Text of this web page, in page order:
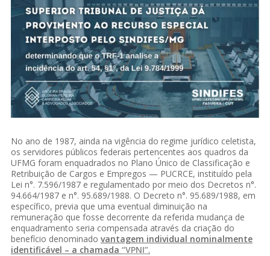
No ano de 1987, ainda na vigência do regime jurídico celetista,
os servidores públicos federais pertencentes aos quadros da
UFMG foram enquadrados no Plano Único de Classificação e
Retribuição de Cargos e Empregos — PUCRCE, instituído pela
Lei n°. 7.596/1987 e regulamentado por meio dos Decretos n°.
94.664/1987 e n°. 95.689/1988. O Decreto n°. 95.689/1988, em
específico, previa que uma eventual diminuição na
remuneração que fosse decorrente da referida mudança de
enquadramento seria compensada através da criação do
benefício denominado vantagem individual nominalmente
identificável – a chamada “VPNI”.